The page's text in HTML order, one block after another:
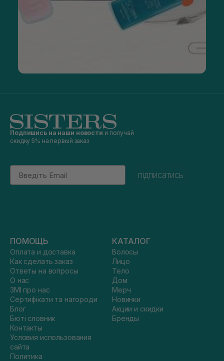
Подпишись на наши новости и получай
скидку 5% на первый заказ
Email
підписатись
ПОМОЩЬ
Оплата и доставка
Как сделать заказ
Ответы на вопросы
О нас
ЗМІ про нас
Сертифікати та нагороди
Блог
Бюті словник
Контакты
Условия использования
сайта
Политика
КАТАЛОГ
Волосы
Лицо
Тело
Дом
Мерч
Новинки
Акции и скидки
Бренды